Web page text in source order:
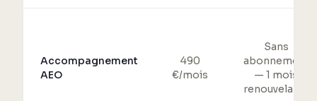
Accompagnement
AEO
490
€/mois
Sans
abonnement
— 1 mois
renouvelable